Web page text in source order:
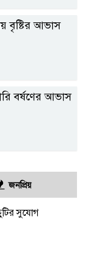
বৃষ্টির আভাস
বর্ষণের আভাস
জনপ্রিয়
সুযোগ